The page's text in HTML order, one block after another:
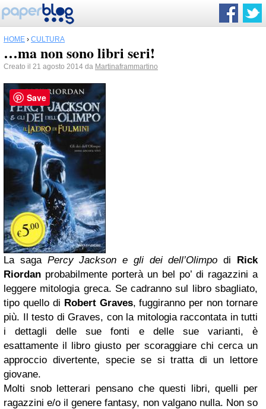
HOME › CULTURA
…ma non sono libri seri!
Creato il 21 agosto 2014 da Martinaframmartino
La saga Percy Jackson e gli dei dell’Olimpo di Rick
Riordan probabilmente porterà un bel po’ di ragazzini a
leggere mitologia greca. Se cadranno sul libro sbagliato,
tipo quello di Robert Graves, fuggiranno per non tornare
più. Il testo di Graves, con la mitologia raccontata in tutti
i dettagli delle sue fonti e delle sue varianti, è
esattamente il libro giusto per scoraggiare chi cerca un
approccio divertente, specie se si tratta di un lettore
giovane.
Molti snob letterari pensano che questi libri, quelli per
ragazzini e/o il genere fantasy, non valgano nulla. Non so
Save